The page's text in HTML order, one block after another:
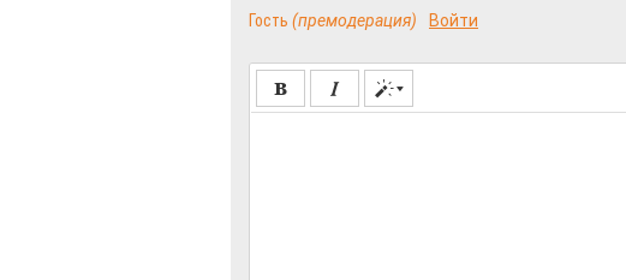
Гость (премодерация) Войти